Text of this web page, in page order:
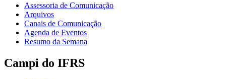
Assessoria de Comunicação
Arquivos
Canais de Comunicação
Agenda de Eventos
Resumo da Semana
Campi do IFRS